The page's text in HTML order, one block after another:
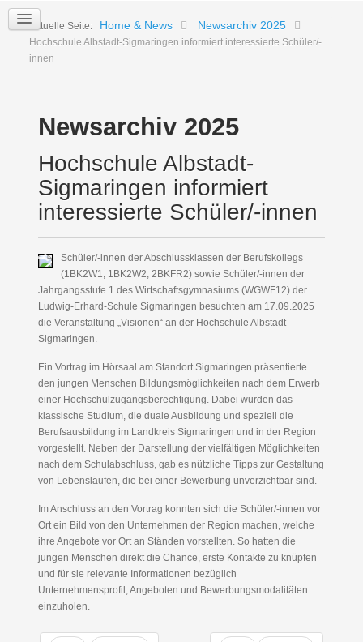
Aktuelle Seite: Home & News Newsarchiv 2025
Hochschule Albstadt-Sigmaringen informiert interessierte Schüler/-
innen
Newsarchiv 2025
Hochschule Albstadt-
Sigmaringen informiert
interessierte Schüler/-innen
Schüler/-innen der Abschlussklassen der Berufskollegs
(1BK2W1, 1BK2W2, 2BKFR2) sowie Schüler/-innen der
Jahrgangsstufe 1 des Wirtschaftsgymnasiums (WGWF12) der
Ludwig-Erhard-Schule Sigmaringen besuchten am 17.09.2025
die Veranstaltung „Visionen“ an der Hochschule Albstadt-
Sigmaringen.
Ein Vortrag im Hörsaal am Standort Sigmaringen präsentierte
den jungen Menschen Bildungsmöglichkeiten nach dem Erwerb
einer Hochschulzugangsberechtigung. Dabei wurden das
klassische Studium, die duale Ausbildung und speziell die
Berufsausbildung im Landkreis Sigmaringen und in der Region
vorgestellt. Neben der Darstellung der vielfältigen Möglichkeiten
nach dem Schulabschluss, gab es nützliche Tipps zur Gestaltung
von Lebensläufen, die bei einer Bewerbung unverzichtbar sind.
Im Anschluss an den Vortrag konnten sich die Schüler/-innen vor
Ort ein Bild von den Unternehmen der Region machen, welche
ihre Angebote vor Ort an Ständen vorstellten. So hatten die
jungen Menschen direkt die Chance, erste Kontakte zu knüpfen
und für sie relevante Informationen bezüglich
Unternehmensprofil, Angeboten und Bewerbungsmodalitäten
einzuholen.